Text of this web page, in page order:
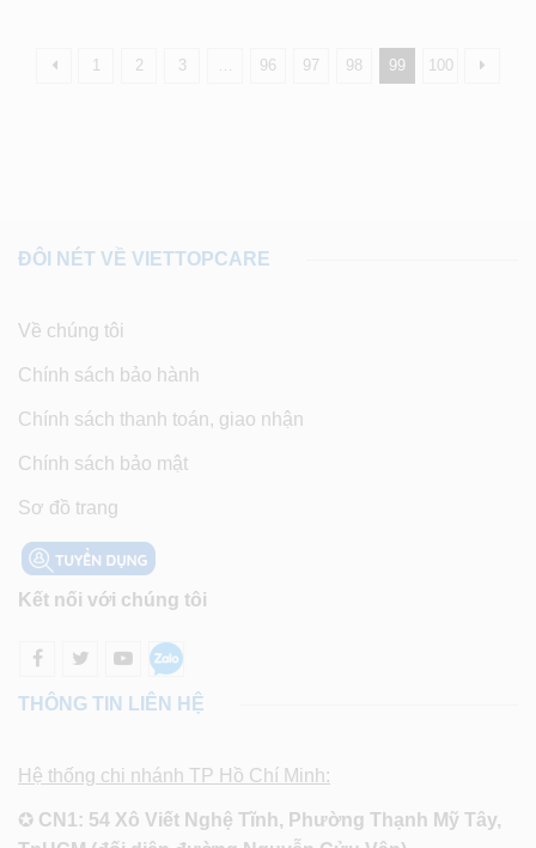
1 2 3 … 96 97 98 99 100
ĐÔI NÉT VỀ VIETTOPCARE
Về chúng tôi
Chính sách bảo hành
Chính sách thanh toán, giao nhận
Chính sách bảo mật
Sơ đồ trang
Kết nối với chúng tôi
THÔNG TIN LIÊN HỆ
Hệ thống chi nhánh TP Hồ Chí Minh:
✪ CN1: 54 Xô Viết Nghệ Tĩnh, Phường Thạnh Mỹ Tây,